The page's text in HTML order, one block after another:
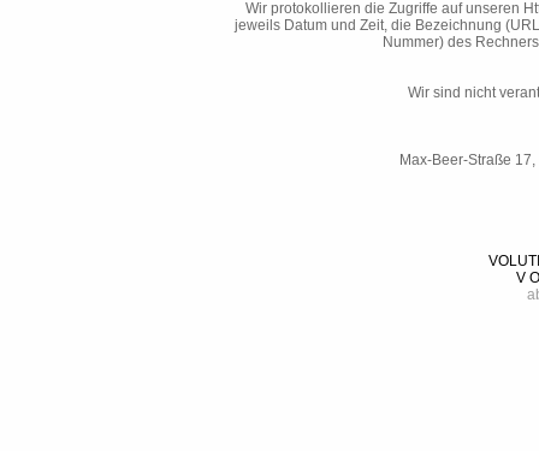
Wir protokollieren die Zugriffe auf unseren
jeweils Datum und Zeit, die Bezeichnung
Nummer) des
Wir sind nicht
Max-Beer-Straße
V